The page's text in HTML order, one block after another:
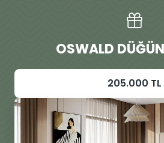
OSWALD
205.000 TL